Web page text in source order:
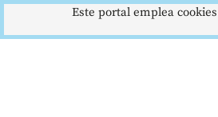
Este portal emplea